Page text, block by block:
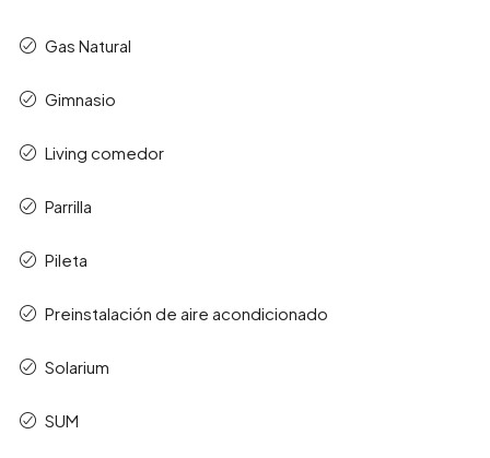
Gas Natural
Gimnasio
Living comedor
Parrilla
Pileta
Preinstalación de aire acondicionado
Solarium
SUM